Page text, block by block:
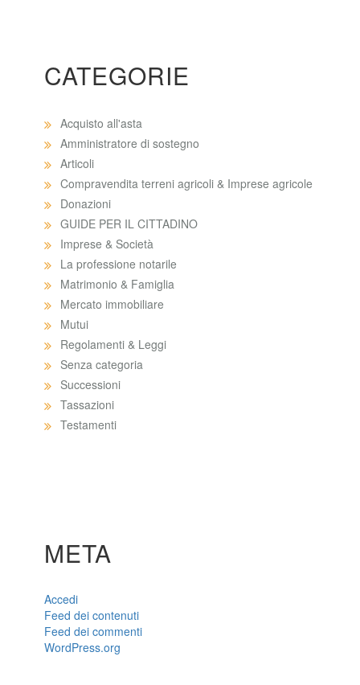
CATEGORIE
Acquisto all'asta
Amministratore di sostegno
Articoli
Compravendita terreni agricoli & Imprese agricole
Donazioni
GUIDE PER IL CITTADINO
Imprese & Società
La professione notarile
Matrimonio & Famiglia
Mercato immobiliare
Mutui
Regolamenti & Leggi
Senza categoria
Successioni
Tassazioni
Testamenti
META
Accedi
Feed dei contenuti
Feed dei commenti
WordPress.org